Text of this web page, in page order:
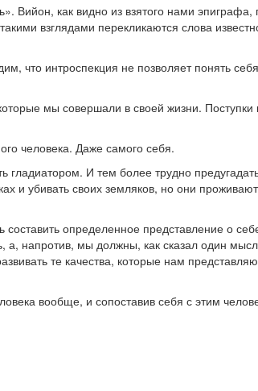
Вийон, как видно из взятого нами эпиграфа,
взглядами перекликаются слова
что интроспекция не позволяет понять
мы совершали в своей жизни.
человека. Даже самого себя.
И тем более трудно
и убивать своих земляков, но они
определенное представление о
напротив, мы должны, как сказал один
те качества, которые нам
вообще, и сопоставив себя с этим